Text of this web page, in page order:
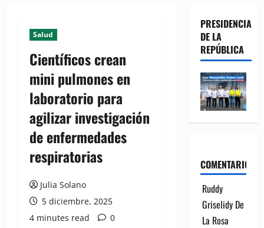
Salud
Científicos crean
mini pulmones en
laboratorio para
agilizar investigación
de enfermedades
respiratorias
Julia Solano
5 diciembre, 2025
4 minutes read
0
PRESIDENCIA
DE LA
REPÚBLICA
COMENTARIOS
Ruddy
Griselidy De
La Rosa